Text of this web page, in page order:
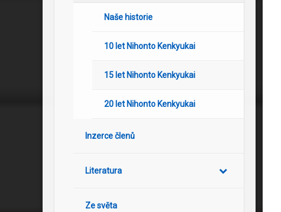
Naše historie
10 let Nihonto Kenkyukai
15 let Nihonto Kenkyukai
20 let Nihonto Kenkyukai
Inzerce členů
Literatura
Ze světa